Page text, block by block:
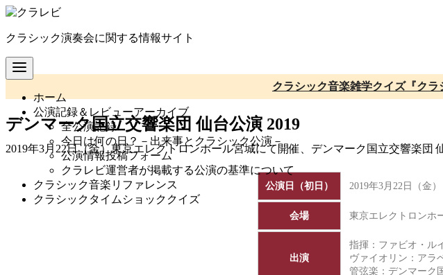
コ
テ
ン
ツ
移
クラシック演奏会に関する情報サイト
ホーム
公演記録＆レビューアーカイブ
全公演記録
今日は何の日？－出来事とクラシック公演－
公演情報投稿フォーム
クラレビ運営者が掲載する公演の基準について
クラシック音楽リファレンス
クラシックタイムショッククイズ
クラシック音楽雑学クイズ『ク
デンマーク国立交響楽団 仙台公演 2019
2019年3月22日（金）東京エレクトロンホール宮城にて開催、デンマーク国立交響楽団
公演日（初日） 2019年3月22日（金）
会場 東京エレクトロンホ
出演
指揮：ファビオ・ル
ヴァイオリン：アラ
管弦楽：デンマーク